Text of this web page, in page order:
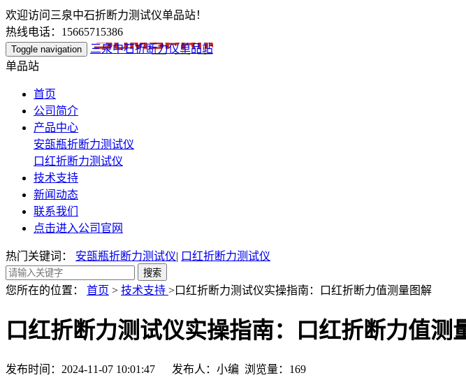
欢迎访问三泉中石折断力测试仪单品站！
热线电话：15665715386
Toggle navigation
三泉中石折断力仪单品站
单品站
首页
公司简介
产品中心
安瓿瓶折断力测试仪
口红折断力测试仪
技术支持
新闻动态
联系我们
点击进入公司官网
热门关键词： 安瓿瓶折断力测试仪| 口红折断力测试仪
您所在的位置： 首页 > 技术支持 >口红折断力测试仪实操指南：口红折断力值测量图解
口红折断力测试仪实操指南：口红折断力值测
发布时间：2024-11-07 10:01:47 发布人：小编 浏览量： 169